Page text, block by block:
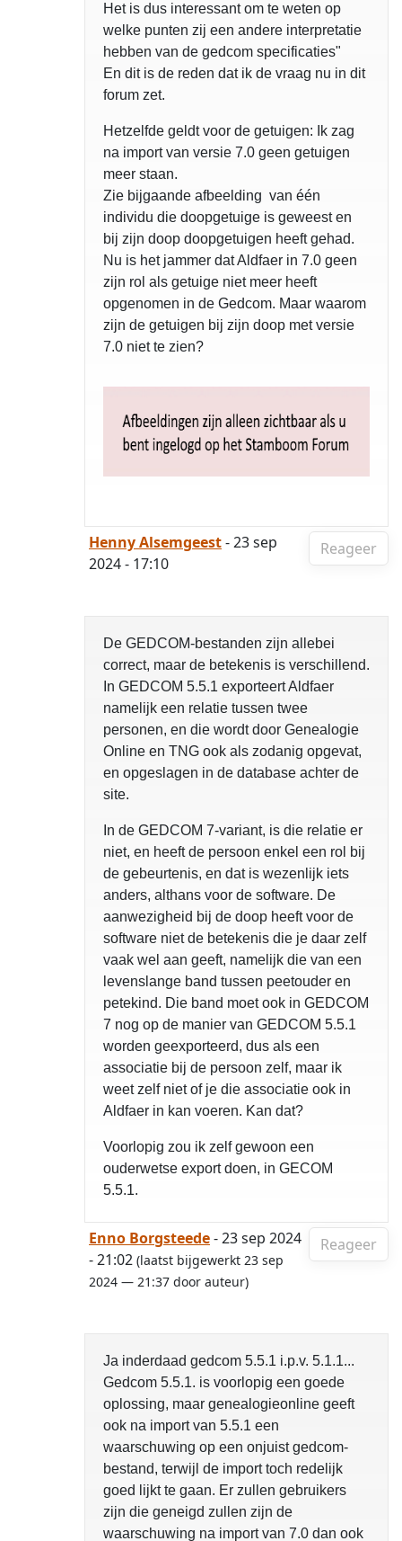
Het is dus interessant om te weten op
welke punten zij een andere interpretatie
hebben van de gedcom specificaties"
En dit is de reden dat ik de vraag nu in dit
forum zet.
Hetzelfde geldt voor de getuigen: Ik zag
na import van versie 7.0 geen getuigen
meer staan.
Zie bijgaande afbeelding van één
individu die doopgetuige is geweest en
bij zijn doop doopgetuigen heeft gehad.
Nu is het jammer dat Aldfaer in 7.0 geen
zijn rol als getuige niet meer heeft
opgenomen in de Gedcom. Maar waarom
zijn de getuigen bij zijn doop met versie
7.0 niet te zien?
Reageer
Henny Alsemgeest- 23 sep
2024 - 17:10
De GEDCOM-bestanden zijn allebei
correct, maar de betekenis is verschillend.
In GEDCOM 5.5.1 exporteert Aldfaer
namelijk een relatie tussen twee
personen, en die wordt door Genealogie
Online en TNG ook als zodanig opgevat,
en opgeslagen in de database achter de
site.
In de GEDCOM 7-variant, is die relatie er
niet, en heeft de persoon enkel een rol bij
de gebeurtenis, en dat is wezenlijk iets
anders, althans voor de software. De
aanwezigheid bij de doop heeft voor de
software niet de betekenis die je daar zelf
vaak wel aan geeft, namelijk die van een
levenslange band tussen peetouder en
petekind. Die band moet ook in GEDCOM
7 nog op de manier van GEDCOM 5.5.1
worden geexporteerd, dus als een
associatie bij de persoon zelf, maar ik
weet zelf niet of je die associatie ook in
Aldfaer in kan voeren. Kan dat?
Voorlopig zou ik zelf gewoon een
ouderwetse export doen, in GECOM
5.5.1.
Reageer
Enno Borgsteede- 23 sep 2024
- 21:02 (laatst bijgewerkt 23 sep
2024 — 21:37 door auteur)
Ja inderdaad gedcom 5.5.1 i.p.v. 5.1.1...
Gedcom 5.5.1. is voorlopig een goede
oplossing, maar genealogieonline geeft
ook na import van 5.5.1 een
waarschuwing op een onjuist gedcom-
bestand, terwijl de import toch redelijk
goed lijkt te gaan. Er zullen gebruikers
zijn die geneigd zullen zijn de
waarschuwing na import van 7.0 dan ook